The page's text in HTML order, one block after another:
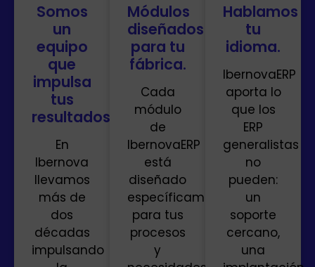
Somos
un
equipo
que
impulsa
tus
resultados.
En
Ibernova
llevamos
más de
dos
décadas
impulsando
Módulos
diseñados
para tu
fábrica.
Cada
módulo
de
IbernovaERP
está
diseñado
específicamente
para tus
procesos
y
Hablamos
tu
idioma.
IbernovaERP
aporta lo
que los
ERP
generalistas
no
pueden:
un
soporte
cercano,
una